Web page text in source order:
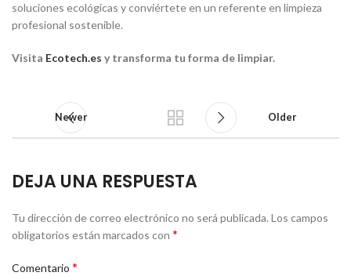
soluciones ecológicas y conviértete en un referente en limpieza
profesional sostenible.
Visita Ecotech.es y transforma tu forma de limpiar.
Newer Older
DEJA UNA RESPUESTA
Tu dirección de correo electrónico no será publicada. Los campos
obligatorios están marcados con *
Comentario *